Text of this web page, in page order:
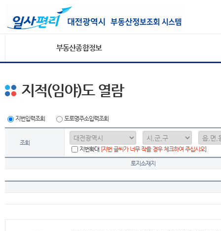
부동산종합정보
지적(임야)도 열람
지번입력조회 도로명주소입력조회
조회
지번확대 [지번 글씨가 너무 작을 경우 체크하여 주십시오]
토지소재지